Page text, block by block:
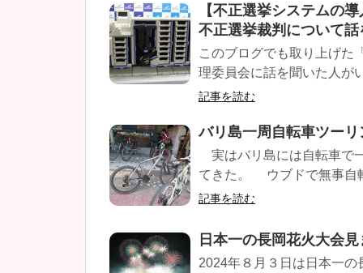
【不正選挙システムの
不正選挙裁判について
このブログでも取り上げた
理委員会に話を聞いた人が
記事を読む
バリ島一周自転車ツー
実はバリ島には自転車で
てきた。 ウブドで無事自
記事を読む
日本一の長岡花火大会
2024年８月３日は日本一